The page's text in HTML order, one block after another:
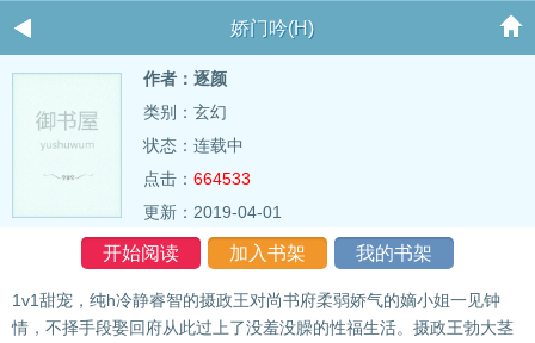
娇门吟(H)
作者：逐颜
类别：玄幻
状态：连载中
点击： 664533
更新：2019-04-01
开始阅读 加入书架 我的书架
1v1甜宠，纯h冷静睿智的摄政王对尚书府柔弱娇气的嫡小姐一见钟
情，不择手段娶回府从此过上了没羞没臊的性福生活。摄政王勃大茎